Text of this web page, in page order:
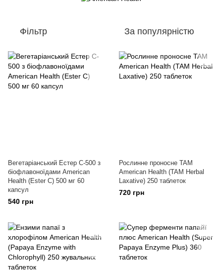
Фільтр За популярністю
Вегетаріанський Естер C-500 з
біофлавоноїдами American
Health (Ester C) 500 мг 60
капсул
540 грн
Рослинне проносне TAM
American Health (TAM Herbal
Laxative) 250 таблеток
720 грн